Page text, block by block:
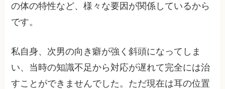
の体の特性など、様々な要因が関係しているから
です。
私自身、次男の向き癖が強く斜頭になってしま
い、当時の知識不足から対応が遅れて完全には治
すことができませんでした。ただ現在は耳の位置